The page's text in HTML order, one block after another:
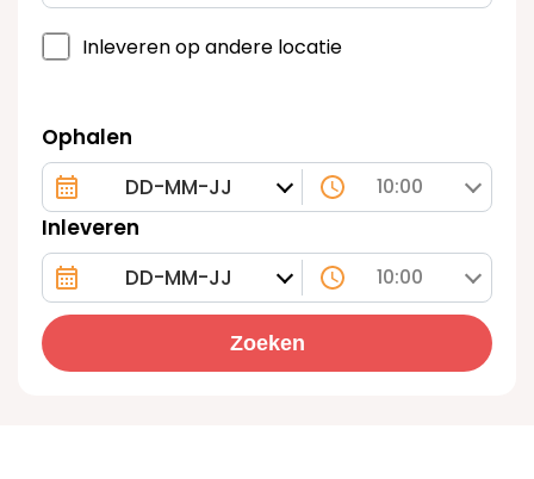
Ophalen
10:00
Inleveren
10:00
Zoeken
Inleveren op andere locatie